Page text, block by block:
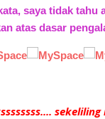
saya tidak tahu
atas dasar